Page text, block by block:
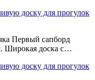
доску для прогулок
Первый сапборд
Широкая доска с…
доску для прогулок